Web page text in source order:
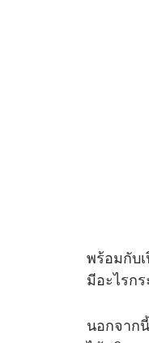
พร้อมกับ
มีอะไรก
นอกจากนี้